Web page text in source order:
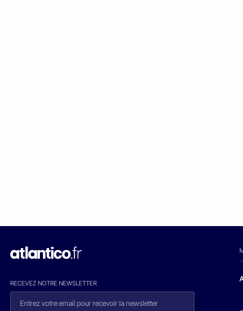
RECEVEZ NOTRE NEWSLETTER